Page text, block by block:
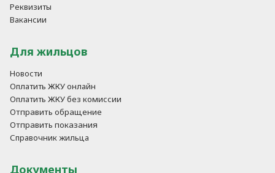
Реквизиты
Вакансии
Для жильцов
Новости
Оплатить ЖКУ онлайн
Оплатить ЖКУ без комиссии
Отправить обращение
Отправить показания
Справочник жильца
Документы